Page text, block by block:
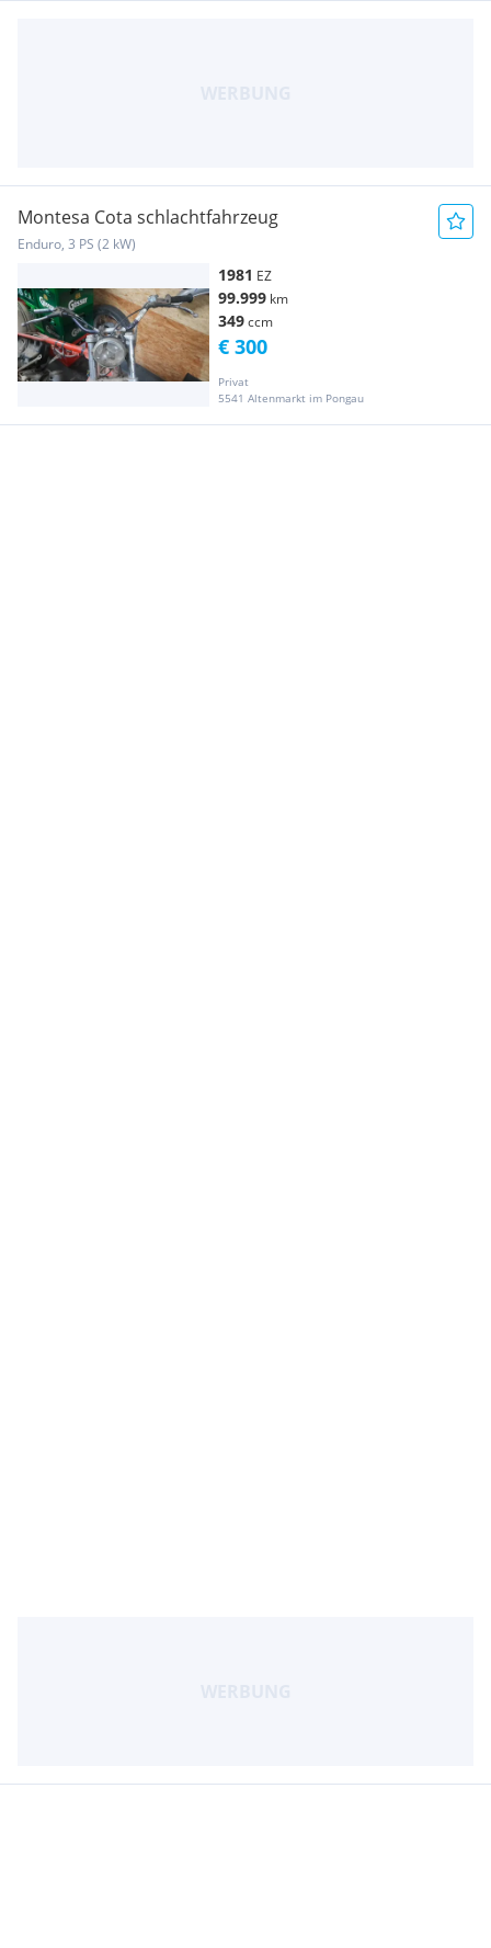
Montesa Cota schlachtfahrzeug
Enduro, 3 PS (2 kW)
1981 EZ
99.999 km
349ccm
Privat
5541 Altenmarkt im Pongau
€ 300